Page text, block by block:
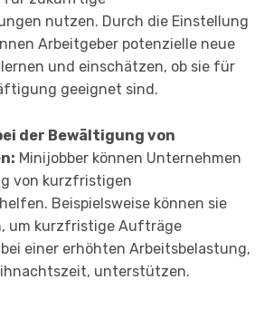
nutzen. Durch die Einstellung
Arbeitgeber potenzielle neue
und einschätzen, ob sie für
geeignet sind.
der Bewältigung von
Minijobber können Unternehmen
von kurzfristigen
Beispielsweise können sie
um kurzfristige Aufträge
einer erhöhten Arbeitsbelastung,
unterstützen.